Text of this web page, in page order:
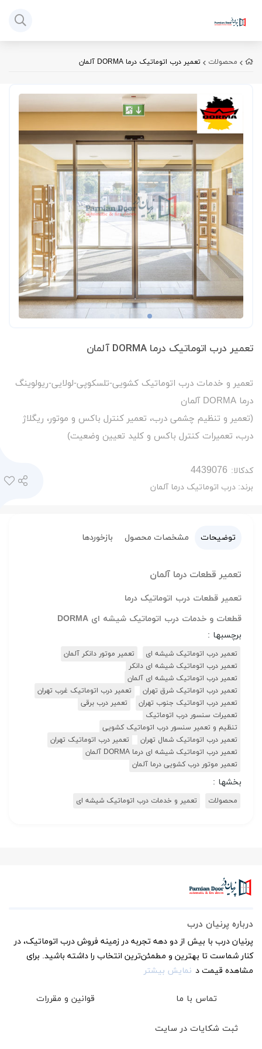
محصولات تعمیر درب اتوماتیک درما DORMA آلمان
تعمیر درب اتوماتیک درما DORMA آلمان
تعمیر و خدمات درب اتوماتیک کشویی-تلسکوپی-لولایی-ریولوینگ
درما DORMA آلمان
(تعمیر و تنظیم چشمی درب، تعمیر کنترل باکس و موتور، ریگلاژ
درب، تعمیرات کنترل باکس و کلید تعیین وضعیت)
کدکالا:
برند: درب اتوماتیک درما آلمان
توضیحات مشخصات محصول بازخوردها
تعمیر قطعات درما آلمان
تعمیر قطعات درب اتوماتیک درما
قطعات و خدمات درب اتوماتیک شیشه ای DORMA
برچسبها :
تعمیر درب اتوماتیک شیشه ای
تعمیر موتور دانکر آلمان
تعمیر درب اتوماتیک شیشه ای دانکر
تعمیر درب اتوماتیک شیشه ای آلمان
تعمیر درب اتوماتیک شرق تهران
تعمیر درب اتوماتیک غرب تهران
تعمیر درب اتوماتیک جنوب تهران
تعمیر درب برقی
تعمیرات سنسور درب اتوماتیک
تنظیم و تعمیر سنسور درب اتوماتیک کشویی
تعمیر درب اتوماتیک شمال تهران
تعمیر درب اتوماتیک تهران
تعمیر درب اتوماتیک شیشه ای درما DORMA آلمان
تعمیر موتور درب کشویی درما آلمان
بخشها :
محصولات تعمیر و خدمات درب اتوماتیک شیشه ای
درباره پرنیان درب
پرنیان درب با بیش از دو دهه تجربه در زمینه فروش درب اتوماتیک، در
کنار شماست تا بهترین و مطمئن‌ترین انتخاب را داشته باشید. برای
مشاهده قیمت د نمایش بیشتر
تماس با ما قوانین و مقررات
ثبت شکایات در سایت